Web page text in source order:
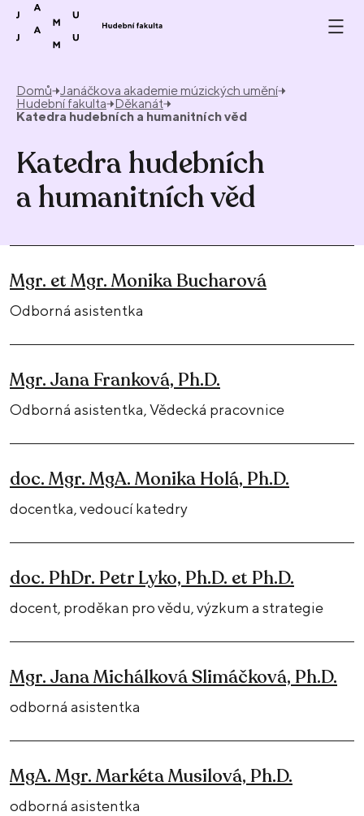
Přeskočit na obsah
Domů Janáčkova akademie múzických umění
Hudební fakulta
Děkanát
Katedra hudebních a humanitních věd
Katedra hudebních
a humanitních věd
Mgr. et Mgr. Monika Bucharová
Odborná asistentka
Mgr. Jana Franková, Ph.D.
Odborná asistentka, Vědecká pracovnice
doc. Mgr. MgA. Monika Holá, Ph.D.
docentka, vedoucí katedry
doc. PhDr. Petr Lyko, Ph.D. et Ph.D.
docent, proděkan pro vědu, výzkum a strategie
Mgr. Jana Michálková Slimáčková, Ph.D.
odborná asistentka
MgA. Mgr. Markéta Musilová, Ph.D.
odborná asistentka